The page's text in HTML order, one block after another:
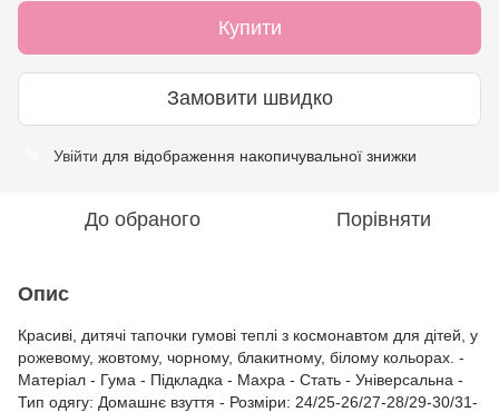
Купити
Замовити швидко
Увійти для відображення накопичувальної знижки
До обраного Порівняти
Опис
Красиві, дитячі тапочки гумові теплі з космонавтом для дітей, у
рожевому, жовтому, чорному, блакитному, білому кольорах. -
Матеріал - Гума - Підкладка - Махра - Стать - Універсальна -
Тип одягу: Домашнє взуття - Розміри: 24/25-26/27-28/29-30/31-